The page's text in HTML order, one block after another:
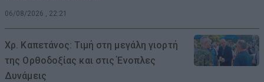
06/08/2026 , 22:21
Χρ. Καπετάνος: Τιμή στη μεγάλη γιορτή
της Ορθοδοξίας και στις Ένοπλες
Δυνάμεις